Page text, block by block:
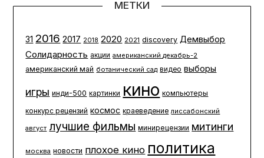
МЕТКИ
31 2016 2017 2018 2020 2021 discovery Демвыбор
Солидарность акции американский декабрь-2
американский май ботанический сад видео выборы
игры инди-500 картинки кино компьютеры
конкурс рецензий космос краеведение лиссабонский
август лучшие фильмы минирецензии митинги
москва новости плохое кино политика